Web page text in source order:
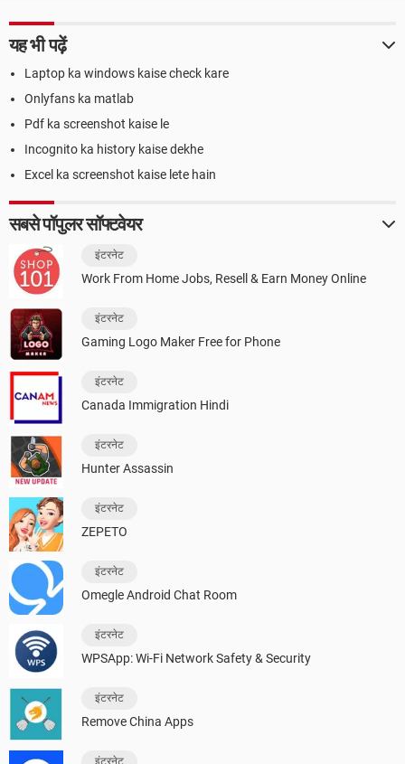
यह भी पढ़ें
Laptop ka windows kaise check kare
Onlyfans ka matlab
Pdf ka screenshot kaise le
Incognito ka history kaise dekhe
Excel ka screenshot kaise lete hain
सबसे पॉपुलर सॉफ्टवेयर
इंटरनेट
Work From Home Jobs, Resell & Earn Money Online
इंटरनेट
Gaming Logo Maker Free for Phone
इंटरनेट
Canada Immigration Hindi
इंटरनेट
Hunter Assassin
इंटरनेट
ZEPETO
इंटरनेट
Omegle Android Chat Room
इंटरनेट
WPSApp: Wi-Fi Network Safety & Security
इंटरनेट
Remove China Apps
इंटरनेट